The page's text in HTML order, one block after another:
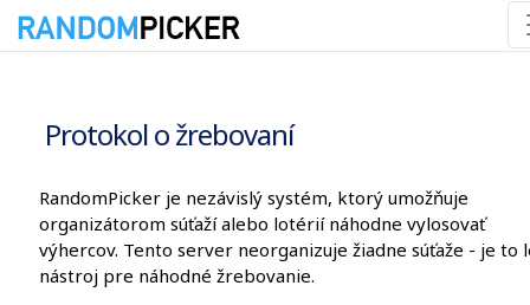
Protokol o žrebovaní
RandomPicker je nezávislý systém, ktorý umožňuje
organizátorom súťaží alebo lotérií náhodne vylosovať
výhercov. Tento server neorganizuje žiadne súťaže - je to
nástroj pre náhodné žrebovanie.